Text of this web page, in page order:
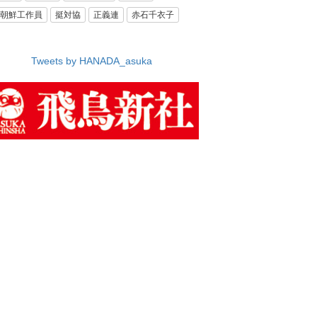
鮮工作員 挺対協 正義連 赤石千衣子
Tweets by HANADA_asuka